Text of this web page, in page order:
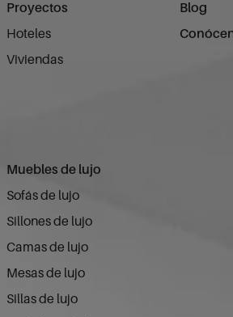
Proyectos
Hoteles
Viviendas
Blog
Muebles de lujo
Sofás de lujo
Sillones de lujo
Camas de lujo
Mesas de lujo
Sillas de lujo